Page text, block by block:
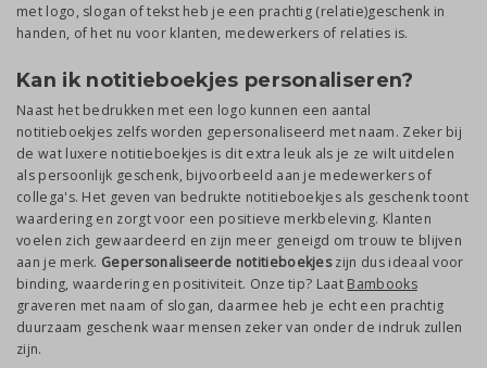
met logo, slogan of tekst heb je een prachtig (relatie)geschenk in
handen, of het nu voor klanten, medewerkers of relaties is.
Kan ik notitieboekjes personaliseren?
Naast het bedrukken met een logo kunnen een aantal
notitieboekjes zelfs worden gepersonaliseerd met naam. Zeker bij
de wat luxere notitieboekjes is dit extra leuk als je ze wilt uitdelen
als persoonlijk geschenk, bijvoorbeeld aan je medewerkers of
collega's. Het geven van bedrukte notitieboekjes als geschenk toont
waardering en zorgt voor een positieve merkbeleving. Klanten
voelen zich gewaardeerd en zijn meer geneigd om trouw te blijven
aan je merk. Gepersonaliseerde notitieboekjeszijn dus ideaal voor
binding, waardering en positiviteit. Onze tip? Laat Bambooks
graveren met naam of slogan, daarmee heb je echt een prachtig
duurzaam geschenk waar mensen zeker van onder de indruk zullen
zijn.